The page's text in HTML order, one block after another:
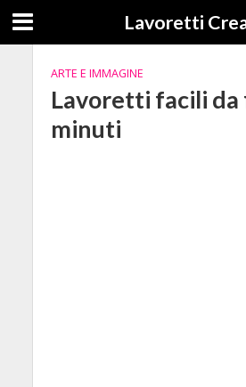
Lavoretti
ARTE E IMMAGINE
Lavoretti facili da
minuti